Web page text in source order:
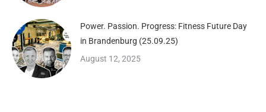
Power. Passion. Progress: Fitness Future Day
in Brandenburg (25.09.25)
August 12, 2025